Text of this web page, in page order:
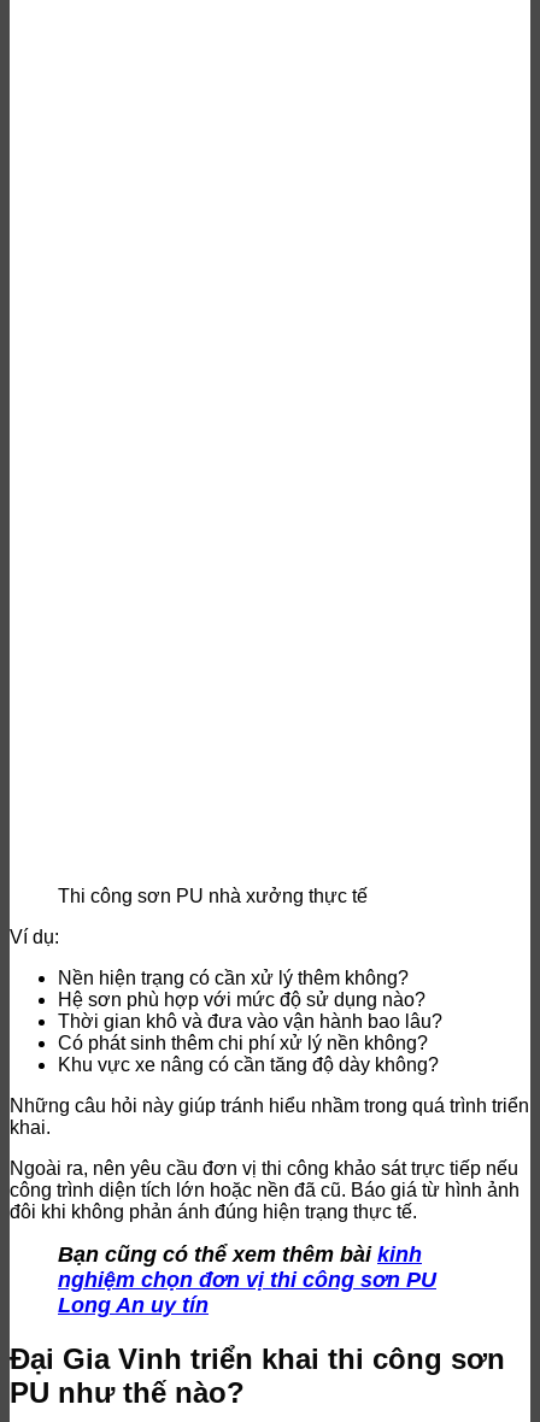
Thi công sơn PU nhà xưởng thực tế
Ví dụ:
Nền hiện trạng có cần xử lý thêm không?
Hệ sơn phù hợp với mức độ sử dụng nào?
Thời gian khô và đưa vào vận hành bao lâu?
Có phát sinh thêm chi phí xử lý nền không?
Khu vực xe nâng có cần tăng độ dày không?
Những câu hỏi này giúp tránh hiểu nhầm trong quá trình triển
khai.
Ngoài ra, nên yêu cầu đơn vị thi công khảo sát trực tiếp nếu
công trình diện tích lớn hoặc nền đã cũ. Báo giá từ hình ảnh
đôi khi không phản ánh đúng hiện trạng thực tế.
Bạn cũng có thể xem thêm bài kinh
nghiệm chọn đơn vị thi công sơn PU
Long An uy tín
Đại Gia Vinh triển khai thi công sơn
PU như thế nào?